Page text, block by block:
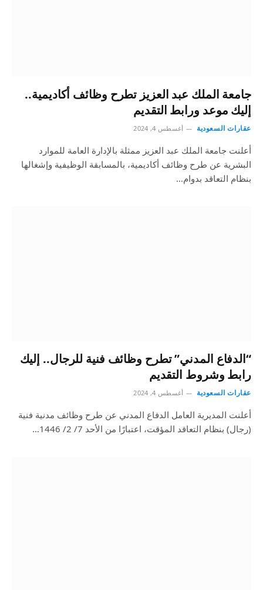
جامعة الملك عبد العزيز تطرح وظائف أكاديمية..
إليك موعد ورابط التقديم
عقارات السعودية أغسطس 4, 2024
أعلنت جامعة الملك عبد العزيز ممثلة بالإدارة العامة للموارد
البشرية عن طرح وظائف أكاديمية، بالمسابقة الوظيفية وإشغالها
بنظام التعاقد بدوام…
“الدفاع المدني” تطرح وظائف فنية للرجال.. إليك
رابط وشروط التقديم
عقارات السعودية أغسطس 4, 2024
أعلنت المديرية العامل الدفاع المدني عن طرح وظائف مدنية فنية
(رجال) بنظام التعاقد المؤقت، اعتبارًا من الأحد 7/ 2/ 1446…